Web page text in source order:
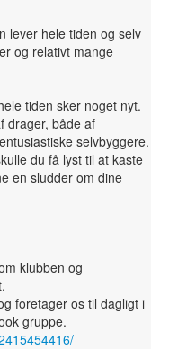
lever hele tiden og selv
og relativt mange
tiden sker noget nyt.
drager, både af
selvbyggere.
du få lyst til at kaste
en sludder om dine
klubben og
foretager os til dagligt i
gruppe.